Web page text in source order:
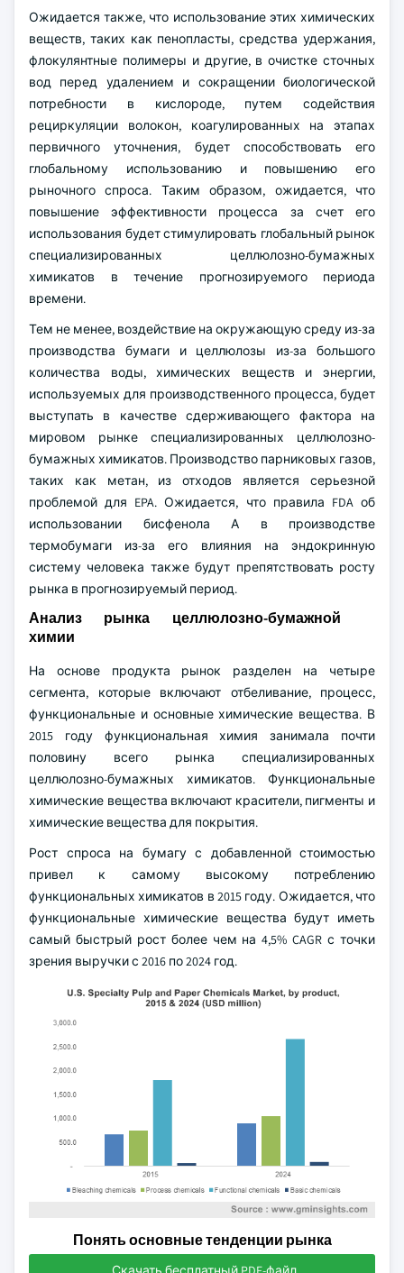
Ожидается также, что использование этих химических
веществ, таких как пенопласты, средства удержания,
флокулянтные полимеры и другие, в очистке сточных
вод перед удалением и сокращении биологической
потребности в кислороде, путем содействия
рециркуляции волокон, коагулированных на этапах
первичного уточнения, будет способствовать его
глобальному использованию и повышению его
рыночного спроса. Таким образом, ожидается, что
повышение эффективности процесса за счет его
использования будет стимулировать глобальный рынок
специализированных целлюлозно-бумажных
химикатов в течение прогнозируемого периода
времени.
Тем не менее, воздействие на окружающую среду из-за
производства бумаги и целлюлозы из-за большого
количества воды, химических веществ и энергии,
используемых для производственного процесса, будет
выступать в качестве сдерживающего фактора на
мировом рынке специализированных целлюлозно-
бумажных химикатов. Производство парниковых газов,
таких как метан, из отходов является серьезной
проблемой для EPA. Ожидается, что правила FDA об
использовании бисфенола А в производстве
термобумаги из-за его влияния на эндокринную
систему человека также будут препятствовать росту
рынка в прогнозируемый период.
Анализ рынка целлюлозно-бумажной
химии
На основе продукта рынок разделен на четыре
сегмента, которые включают отбеливание, процесс,
функциональные и основные химические вещества. В
2015 году функциональная химия занимала почти
половину всего рынка специализированных
целлюлозно-бумажных химикатов. Функциональные
химические вещества включают красители, пигменты и
химические вещества для покрытия.
Рост спроса на бумагу с добавленной стоимостью
привел к самому высокому потреблению
функциональных химикатов в 2015 году. Ожидается, что
функциональные химические вещества будут иметь
самый быстрый рост более чем на 4,5% CAGR с точки
зрения выручки с 2016 по 2024 год.
Понять основные тенденции рынка